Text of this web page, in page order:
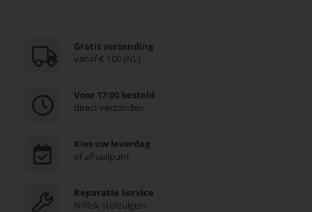
Gratis verzending
vanaf € 100 (NL)
Voor 17:00 besteld
direct verzonden
Kies uw leverdag
of afhaalpunt
Reparatie Service
Nilfisk stofzuigers